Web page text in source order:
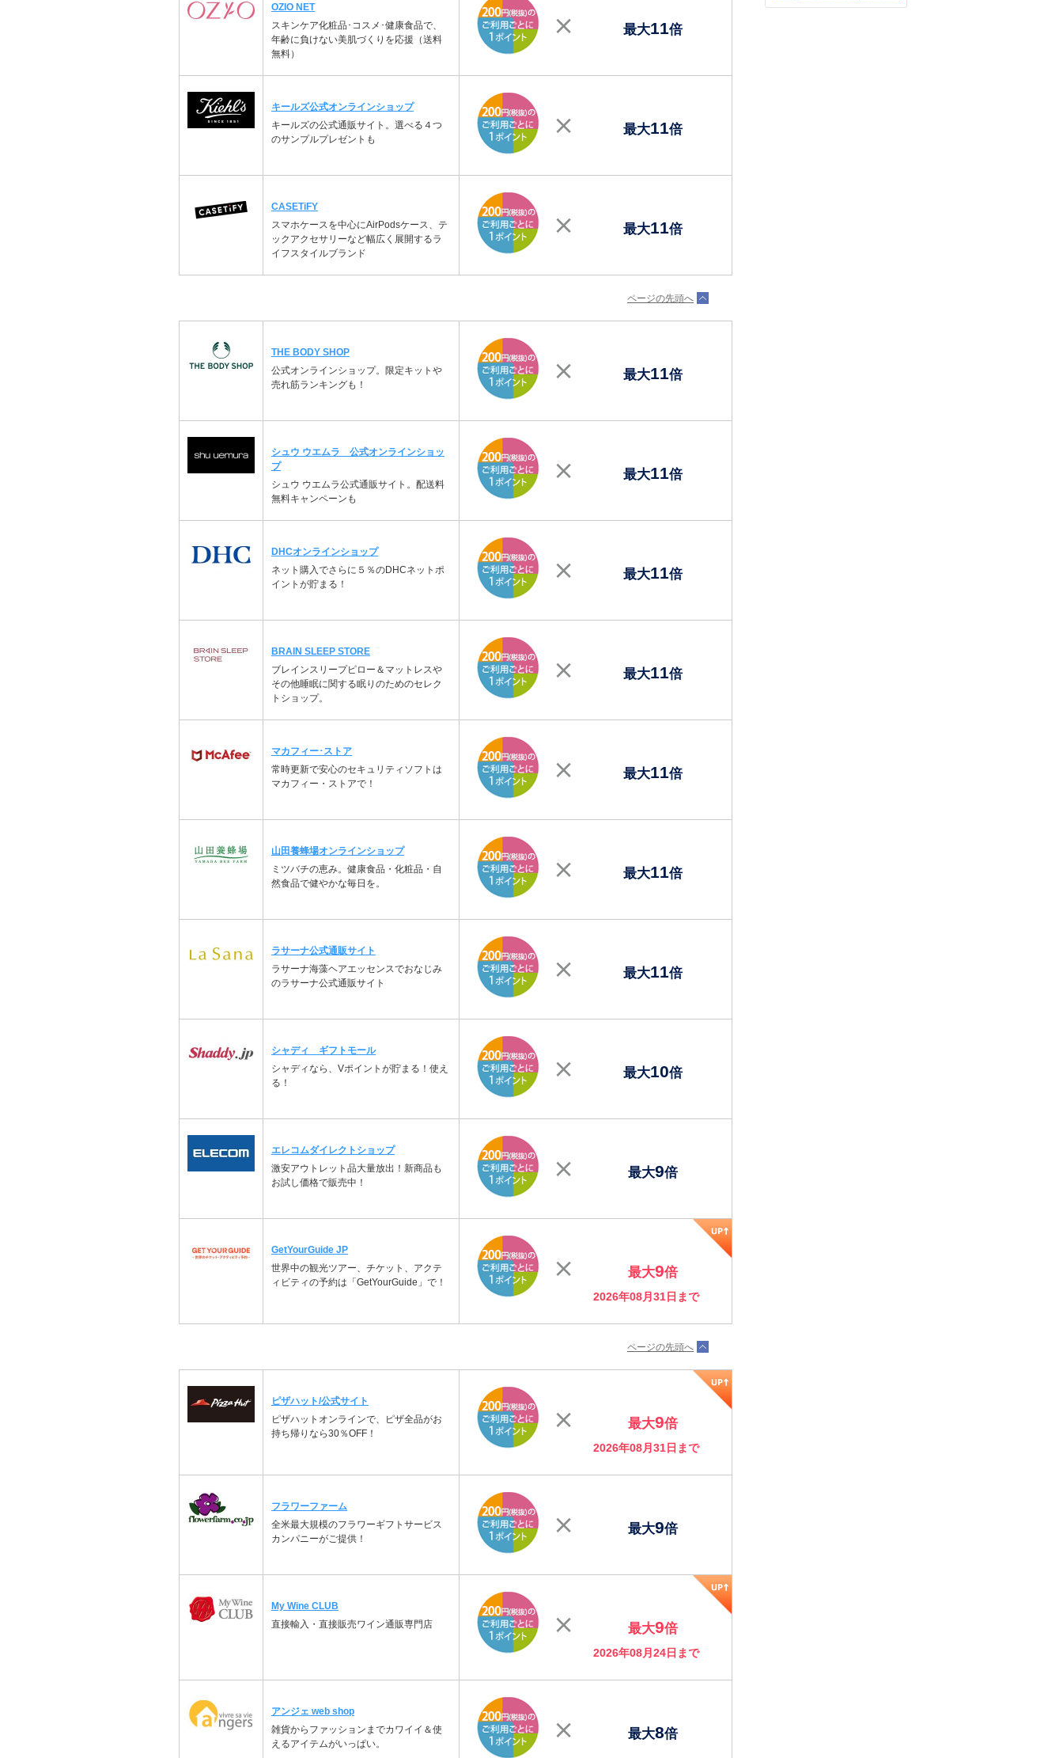
OZIO NET
スキンケア化粧品･コスメ･健康食品で、
年齢に負けない美肌づくりを応援（送料
無料）
最大11倍
キールズ公式オンラインショップ
キールズの公式通販サイト。選べる４つ
のサンプルプレゼントも
最大11倍
CASETiFY
スマホケースを中心にAirPodsケース、テ
ックアクセサリーなど幅広く展開するラ
イフスタイルブランド
最大11倍
ページの先頭へ
THE BODY SHOP
公式オンラインショップ。限定キットや
売れ筋ランキングも！
最大11倍
シュウ ウエムラ 公式オンラインショッ
プ
シュウ ウエムラ公式通販サイト。配送料
無料キャンペーンも
最大11倍
DHCオンラインショップ
ネット購入でさらに５％のDHCネットポ
イントが貯まる！
最大11倍
BRAIN SLEEP STORE
ブレインスリープピロー＆マットレスや
その他睡眠に関する眠りのためのセレク
トショップ。
最大11倍
マカフィー･ストア
常時更新で安心のセキュリティソフトは
マカフィー・ストアで！
最大11倍
山田養蜂場オンラインショップ
ミツバチの恵み。健康食品・化粧品・自
然食品で健やかな毎日を。
最大11倍
ラサーナ公式通販サイト
ラサーナ海藻ヘアエッセンスでおなじみ
のラサーナ公式通販サイト
最大11倍
シャディ ギフトモール
シャディなら、Vポイントが貯まる！使え
る！
最大10倍
エレコムダイレクトショップ
激安アウトレット品大量放出！新商品も
お試し価格で販売中！
最大9倍
GetYourGuide JP
世界中の観光ツアー、チケット、アクテ
ィビティの予約は「GetYourGuide」で！
最大9倍
2026年08月31日まで
ページの先頭へ
ピザハット/公式サイト
ピザハットオンラインで、ピザ全品がお
持ち帰りなら30％OFF！
最大9倍
2026年08月31日まで
フラワーファーム
全米最大規模のフラワーギフトサービス
カンパニーがご提供！
最大9倍
My Wine CLUB
直接輸入・直接販売ワイン通販専門店
最大9倍
2026年08月24日まで
アンジェ web shop
雑貨からファッションまでカワイイ＆使
えるアイテムがいっぱい。
最大8倍